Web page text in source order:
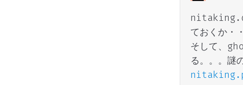
ておくか・
そして、
る。。。謎